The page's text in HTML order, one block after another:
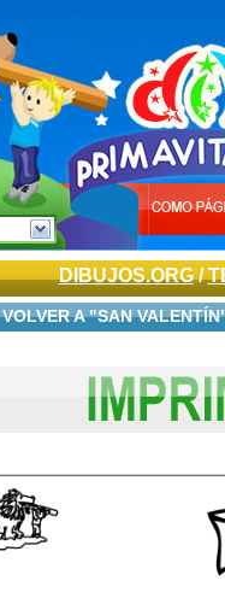
DIBUJOS.ORG/
VOLVER A "SAN